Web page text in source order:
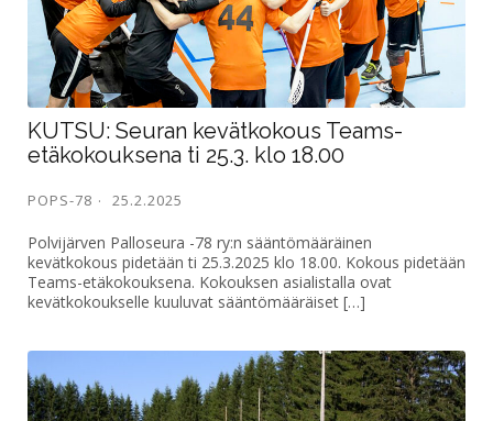
KUTSU: Seuran kevätkokous Teams-
etäkokouksena ti 25.3. klo 18.00
POPS-78 25.2.2025
Polvijärven Palloseura -78 ry:n sääntömääräinen
kevätkokous pidetään ti 25.3.2025 klo 18.00. Kokous pidetään
Teams-etäkokouksena. Kokouksen asialistalla ovat
kevätkokoukselle kuuluvat sääntömääräiset […]